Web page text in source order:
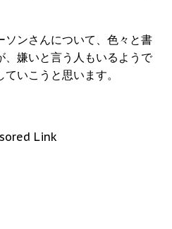
ソンさんについて、色々と書
、嫌いと言う人もいるようで
いこうと思います。
Link